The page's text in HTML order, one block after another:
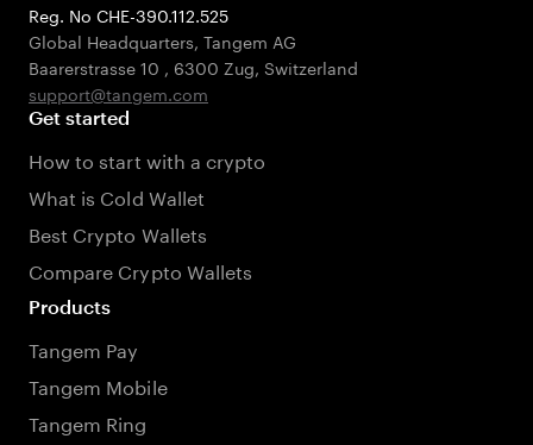
Reg. No CHE-390.112.525
Global Headquarters, Tangem AG
Baarerstrasse 10 , 6300 Zug, Switzerland
support@tangem.com
Get started
How to start with a crypto
What is Cold Wallet
Best Crypto Wallets
Compare Crypto Wallets
Products
Tangem Pay
Tangem Mobile
Tangem Ring